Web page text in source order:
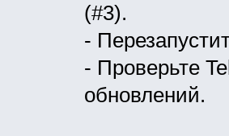
(#3).
-
- Проверьте
обновлений.